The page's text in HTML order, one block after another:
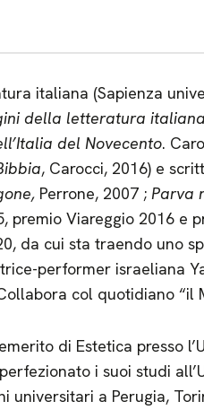
italiana (Sapienza
della letteratura italiana
del Novecento.
, Carocci, 2016) e
Perrone, 2007 ; Parva
premio Viareggio 2016 e
da cui sta traendo uno
performer israeliana
col quotidiano “il
di Estetica presso
i suoi studi
universitari a Perugia,